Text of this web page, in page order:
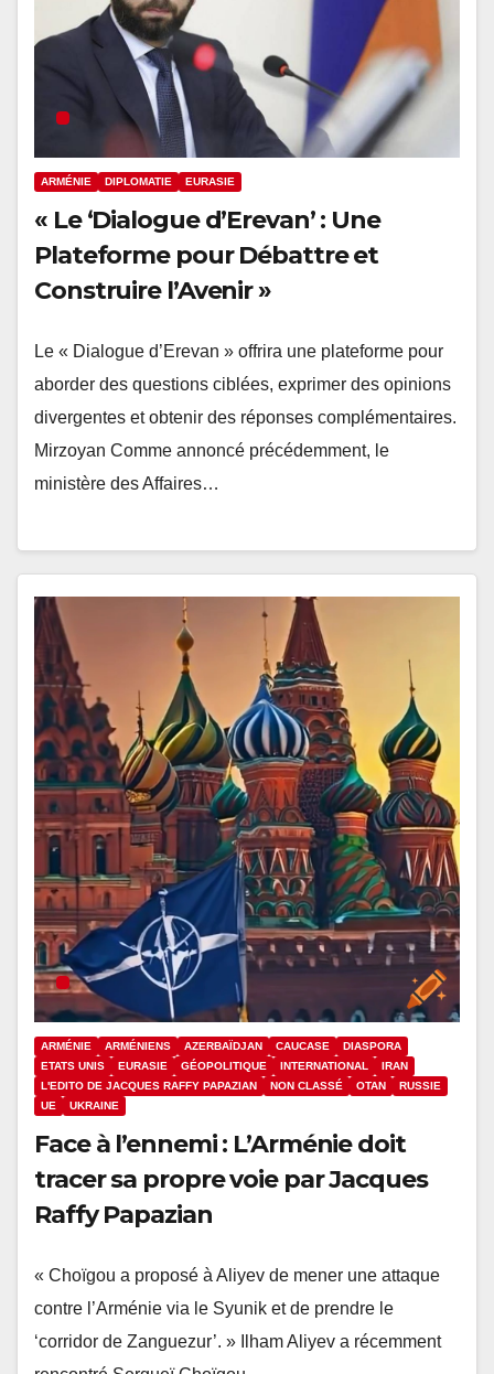
ARMÉNIE DIPLOMATIE EURASIE
« Le ‘Dialogue d’Erevan’ : Une
Plateforme pour Débattre et
Construire l’Avenir »
Le « Dialogue d’Erevan » offrira une plateforme pour
aborder des questions ciblées, exprimer des opinions
divergentes et obtenir des réponses complémentaires.
Mirzoyan Comme annoncé précédemment, le
ministère des Affaires…
ARMÉNIE ARMÉNIENS AZERBAÏDJAN CAUCASE
DIASPORA
ETATS UNIS
EURASIE GÉOPOLITIQUE INTERNATIONAL
IRAN
L'EDITO DE JACQUES RAFFY PAPAZIAN
NON CLASSÉ OTAN
RUSSIE
UE
UKRAINE
Face à l’ennemi : L’Arménie doit
tracer sa propre voie par Jacques
Raffy Papazian
« Choïgou a proposé à Aliyev de mener une attaque
contre l’Arménie via le Syunik et de prendre le
‘corridor de Zanguezur’. » Ilham Aliyev a récemment